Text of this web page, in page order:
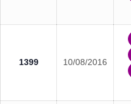
1399 10/08/2016